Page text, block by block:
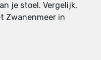
je stoel. Vergelijk,
Zwanenmeer in